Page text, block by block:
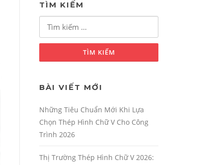
TÌM KIẾM
cho:
BÀI VIẾT MỚI
Những Tiêu Chuẩn Mới Khi Lựa
Chọn Thép Hình Chữ V Cho Công
Trình 2026
Thị Trường Thép Hình Chữ V 2026: